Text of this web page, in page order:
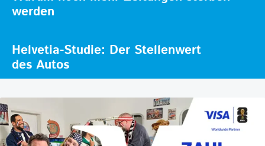
werden
Helvetia-Studie: Der Stellenwert
des Autos